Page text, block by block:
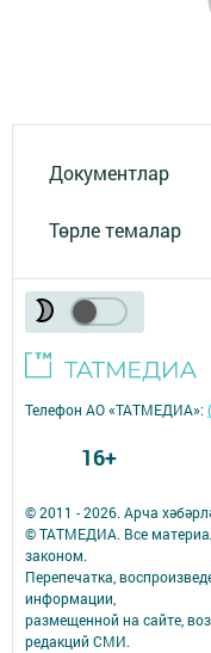
Документлар
Төрле темалар
© 2011 - 2026. Арча
© ТАТМЕДИА. Все
законом.
Перепечатка,
информации,
размещенной на сайте,
редакций СМИ.
Телефон АО «ТАТМЕДИА»:
16+